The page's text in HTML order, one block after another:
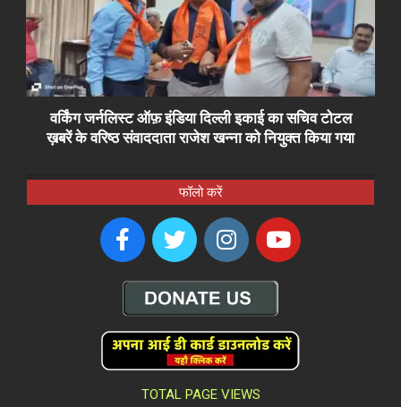
वर्किंग जर्नलिस्ट ऑफ़ इंडिया दिल्ली इकाई का सचिव टोटल
ख़बरें के वरिष्ठ संवाददाता राजेश खन्ना को नियुक्त किया गया
फॉलो करें
TOTAL PAGE VIEWS